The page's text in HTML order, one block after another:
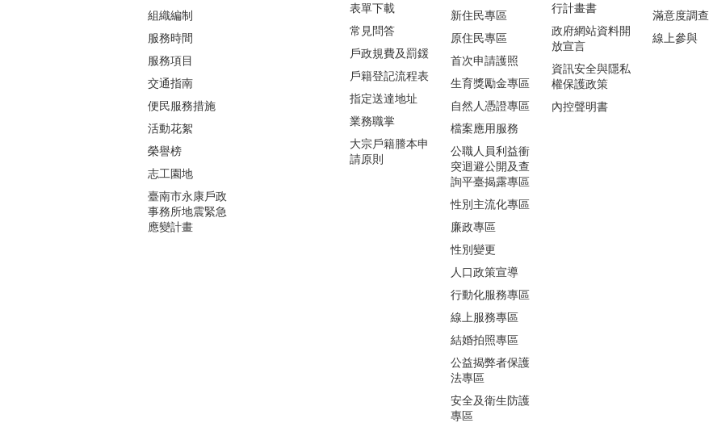
組織編制
服務時間
服務項目
交通指南
便民服務措施
活動花絮
榮譽榜
志工園地
臺南市永康戶政
事務所地震緊急
應變計畫
表單下載
常見問答
戶政規費及罰鍰
戶籍登記流程表
指定送達地址
業務職掌
大宗戶籍謄本申
請原則
新住民專區
原住民專區
首次申請護照
生育獎勵金專區
自然人憑證專區
檔案應用服務
公職人員利益衝
突迴避公開及查
詢平臺揭露專區
性別主流化專區
廉政專區
性別變更
人口政策宣導
行動化服務專區
線上服務專區
結婚拍照專區
公益揭弊者保護
法專區
安全及衛生防護
專區
行計畫書
政府網站資料開
放宣言
資訊安全與隱私
權保護政策
內控聲明書
滿意度調查
線上參與